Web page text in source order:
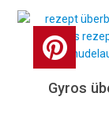
Gyros